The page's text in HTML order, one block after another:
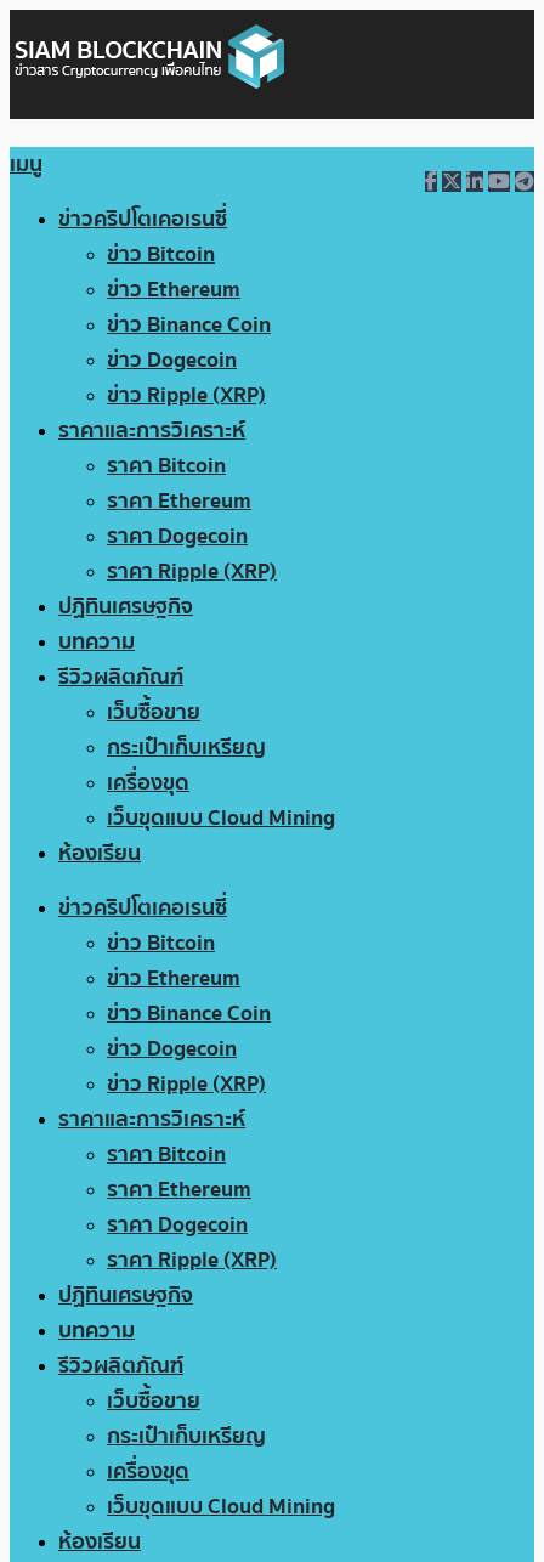
เมนู
ข่าวคริปโตเคอเรนซี่
ข่าว Bitcoin
ข่าว Ethereum
ข่าว Binance Coin
ข่าว Dogecoin
ข่าว Ripple (XRP)
ราคาและการวิเคราะห์
ราคา Bitcoin
ราคา Ethereum
ราคา Dogecoin
ราคา Ripple (XRP)
ปฏิทินเศรษฐกิจ
บทความ
รีวิวผลิตภัณฑ์
เว็บซื้อขาย
กระเป๋าเก็บเหรียญ
เครื่องขุด
เว็บขุดแบบ Cloud Mining
ห้องเรียน
ข่าวคริปโตเคอเรนซี่
ข่าว Bitcoin
ข่าว Ethereum
ข่าว Binance Coin
ข่าว Dogecoin
ข่าว Ripple (XRP)
ราคาและการวิเคราะห์
ราคา Bitcoin
ราคา Ethereum
ราคา Dogecoin
ราคา Ripple (XRP)
ปฏิทินเศรษฐกิจ
บทความ
รีวิวผลิตภัณฑ์
เว็บซื้อขาย
กระเป๋าเก็บเหรียญ
เครื่องขุด
เว็บขุดแบบ Cloud Mining
ห้องเรียน